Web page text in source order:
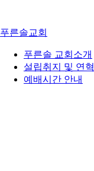
푸른솔교회
푸른솔 교회소개
설립취지 및 연혁
예배시간 안내